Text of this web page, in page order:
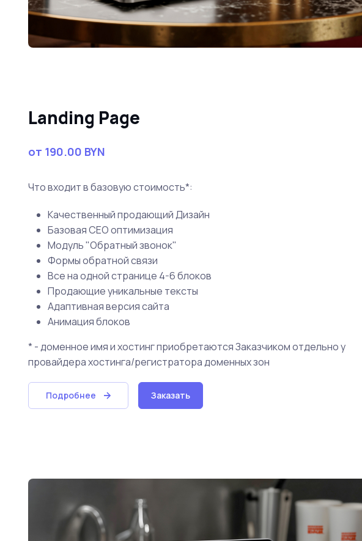
Landing Page
от 190.00 BYN
Что входит в базовую стоимость*:
Качественный продающий Дизайн
Базовая СЕО оптимизация
Модуль "Обратный звонок"
Формы обратной связи
Все на одной странице 4-6 блоков
Продающие уникальные тексты
Адаптивная версия сайта
Анимация блоков
* - доменное имя и хостинг приобретаются Заказчиком отдельно у
провайдера хостинга/регистратора доменных зон
Подробнее Заказать